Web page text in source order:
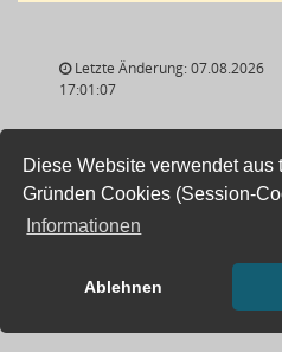
Diese Website verwendet aus
Gründen Cookies (Session-
Informationen
Ablehnen
Letzte Änderung: 07.08.2026
17:01:07